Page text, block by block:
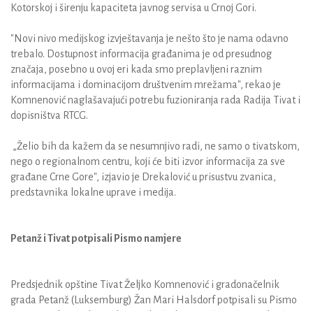
Kotorskoj i širenju kapaciteta javnog servisa u Crnoj Gori.
"Novi nivo medijskog izvještavanja je nešto što je nama odavno
trebalo. Dostupnost informacija građanima je od presudnog
značaja, posebno u ovoj eri kada smo preplavljeni raznim
informacijama i dominacijom društvenim mrežama", rekao je
Komnenović naglašavajući potrebu fuzioniranja rada Radija Tivat i
dopisništva RTCG.
„Želio bih da kažem da se nesumnjivo radi, ne samo o tivatskom,
nego o regionalnom centru, koji će biti izvor informacija za sve
građane Crne Gore", izjavio je Drekalović u prisustvu zvanica,
predstavnika lokalne uprave i medija.
Petanž i Tivat potpisali Pismo namjere
Predsjednik opštine Tivat Željko Komnenović i gradonačelnik
grada Petanž (Luksemburg) Žan Mari Halsdorf potpisali su Pismo